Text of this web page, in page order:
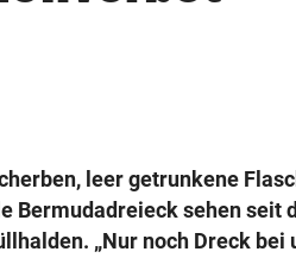
Co KG 2026
leer getrunkene
Bermudadreieck sehen seit
„Nur noch Dreck bei